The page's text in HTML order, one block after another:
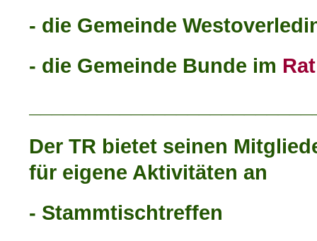
- die Gemeinde
- die Gemeinde Bunde im
Der TR bietet seinen
für eigene Aktivitäten an
- Stammtischtreffen